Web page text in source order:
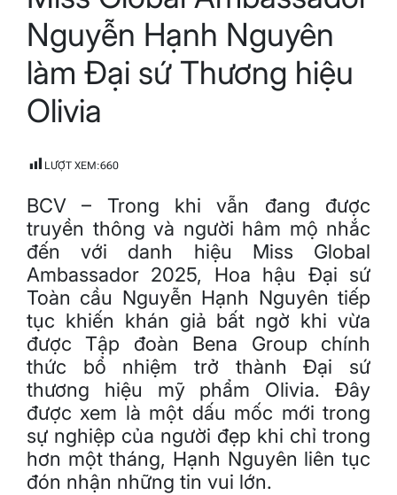
time
Nguyễn Hạnh Nguyên
làm Đại sứ Thương hiệu
Olivia
LƯỢT XEM:660
BCV – Trong khi vẫn đang được
truyền thông và người hâm mộ nhắc
đến với danh hiệu Miss Global
Ambassador 2025, Hoa hậu Đại sứ
Toàn cầu Nguyễn Hạnh Nguyên tiếp
tục khiến khán giả bất ngờ khi vừa
được Tập đoàn Bena Group chính
thức bổ nhiệm trở thành Đại sứ
thương hiệu mỹ phẩm Olivia. Đây
được xem là một dấu mốc mới trong
sự nghiệp của người đẹp khi chỉ trong
hơn một tháng, Hạnh Nguyên liên tục
đón nhận những tin vui lớn.